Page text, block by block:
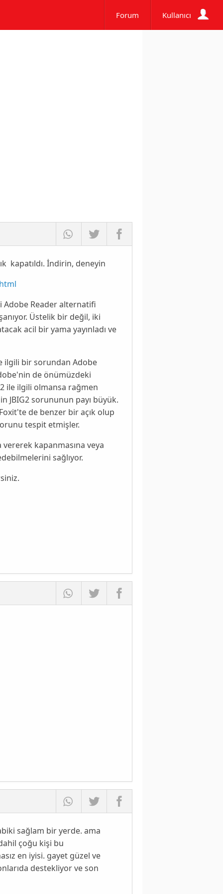
Forum Kullanıcı
kapatıldı. İndirin, deneyin
Adobe Readeralternatifi
Üstelik bir değil, iki
acil bir yama yayınladı ve
ilgili bir sorundan Adobe
'nin de önümüzdeki
ile ilgili olmansa rağmen
JBIG2sorununun payı büyük.
'te de benzer bir açık olup
tespit etmişler.
kapanmasına veya
sağlıyor.
sağlam bir yerde. ama
çoğu kişi bu
en iyisi. gayet güzel ve
destekliyor ve son